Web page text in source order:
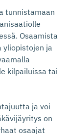
tunnistamaan
Osaamista
yliopistojen ja
kilpailuissa tai
ja voi
on
osaajat